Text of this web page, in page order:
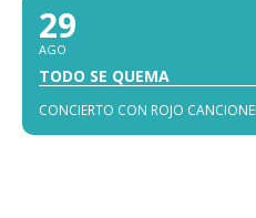
29
AGO
TODO SE QUEMA
CONCIERTO CON ROJO